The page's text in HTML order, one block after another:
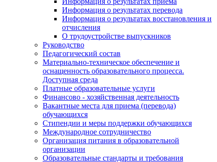
Информация о результатах перевода
Информация о результатах восстановления и
отчисления
О трудоустройстве выпускников
Руководство
Педагогический состав
Материально-техническое обеспечение и
оснащенность образовательного процесса.
Доступная среда
Платные образовательные услуги
Финансово - хозяйственная деятельность
Вакантные места для приема (перевода)
обучающихся
Стипендии и меры поддержки обучающихся
Международное сотрудничество
Организация питания в образовательной
организации
Образовательные стандарты и требования